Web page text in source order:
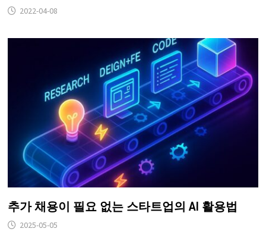
2022-04-08
추가 채용이 필요 없는 스타트업의 AI 활용법
2025-05-05